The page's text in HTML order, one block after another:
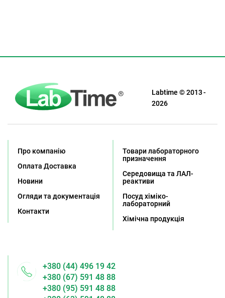
Labtime © 2013 -
2026
Про компанію
Оплата Доставка
Новини
Огляди та документація
Контакти
Товари лабораторного
призначення
Середовища та ЛАЛ-
реактиви
Посуд хіміко-
лабораторний
Хімічна продукція
+380 (44) 496 19 42
+380 (67) 591 48 88
+380 (95) 591 48 88